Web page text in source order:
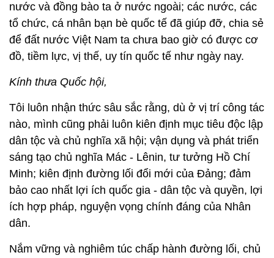
nước và đồng bào ta ở nước ngoài; các nước, các
tổ chức, cá nhân bạn bè quốc tế đã giúp đỡ, chia sẻ
để đất nước Việt Nam ta chưa bao giờ có được cơ
đồ, tiềm lực, vị thế, uy tín quốc tế như ngày nay.
Kính thưa Quốc hội,
Tôi luôn nhận thức sâu sắc rằng, dù ở vị trí công tác
nào, mình cũng phải luôn kiên định mục tiêu độc lập
dân tộc và chủ nghĩa xã hội; vận dụng và phát triển
sáng tạo chủ nghĩa Mác - Lênin, tư tưởng Hồ Chí
Minh; kiên định đường lối đổi mới của Đảng; đảm
bảo cao nhất lợi ích quốc gia - dân tộc và quyền, lợi
ích hợp pháp, nguyện vọng chính đáng của Nhân
dân.
Nắm vững và nghiêm túc chấp hành đường lối, chủ